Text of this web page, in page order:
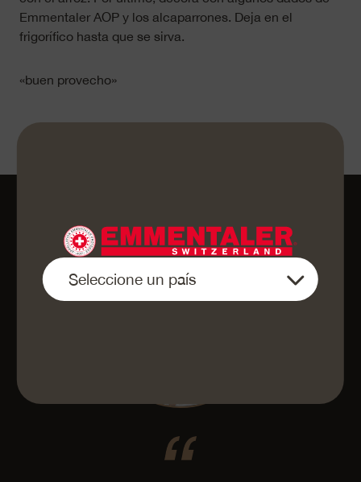
Emmentaler AOP y los alcaparrones. Deja en el
frigorífico hasta que se sirva.
«buen provecho»